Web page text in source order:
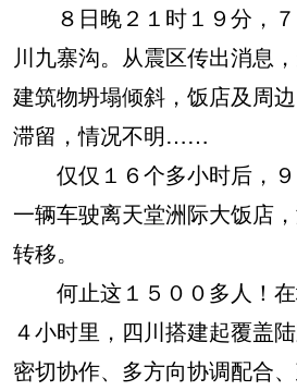
８日晚２１时１９分，７
川九寨沟。从震区传出消息
建筑物坍塌倾斜，饭店及周
滞留，情况不明……
仅仅１６个多小时后，９
一辆车驶离天堂洲际大饭店
转移。
何止这１５００多人！在
４小时里，四川搭建起覆盖
密切协作、多方向协调配合